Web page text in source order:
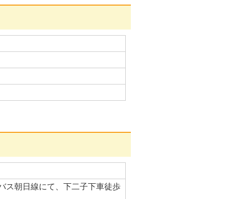
ス朝日線にて、下二子下車徒歩